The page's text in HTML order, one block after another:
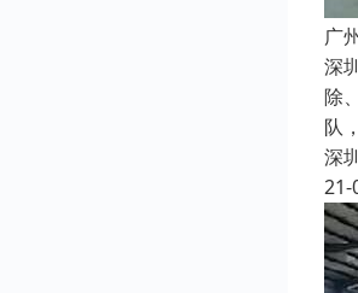
广
深
除
队
深
21-